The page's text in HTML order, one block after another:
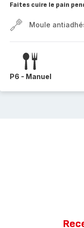
Faites cuire le pain
Moule
P6 - Manuel